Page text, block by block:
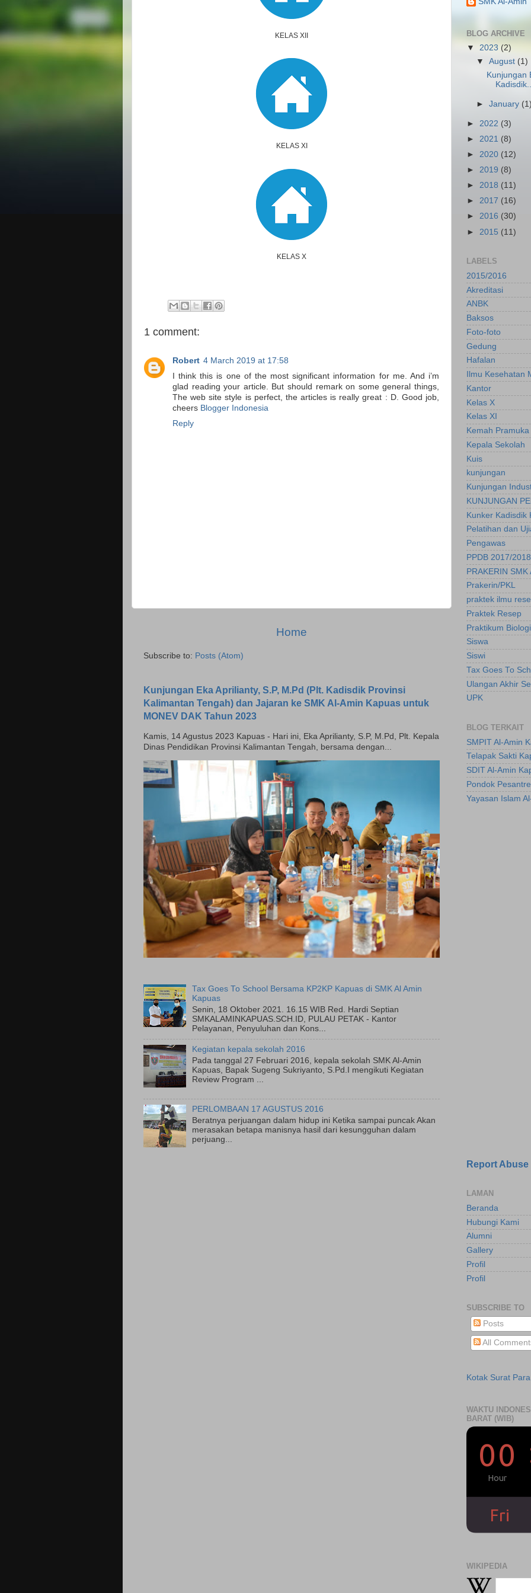
KELAS XII
KELAS XI
KELAS X
1 comment:
Robert 4 March 2019 at 17:58
I think this is one of the most significant information for me. And i’m
glad reading your article. But should remark on some general things,
The web site style is perfect, the articles is really great : D. Good job,
cheers Blogger Indonesia
Reply
Home
Subscribe to: Posts (Atom)
Kunjungan Eka Aprilianty, S.P, M.Pd (Plt. Kadisdik Provinsi
Kalimantan Tengah) dan Jajaran ke SMK Al-Amin Kapuas untuk
MONEV DAK Tahun 2023
Kamis, 14 Agustus 2023 Kapuas - Hari ini, Eka Aprilianty, S.P, M.Pd, Plt. Kepala
Dinas Pendidikan Provinsi Kalimantan Tengah, bersama dengan...
Tax Goes To School Bersama KP2KP Kapuas di SMK Al Amin
Kapuas
Senin, 18 Oktober 2021. 16.15 WIB Red. Hardi Septian
SMKALAMINKAPUAS.SCH.ID, PULAU PETAK - Kantor
Pelayanan, Penyuluhan dan Kons...
Kegiatan kepala sekolah 2016
Pada tanggal 27 Februari 2016, kepala sekolah SMK Al-Amin
Kapuas, Bapak Sugeng Sukriyanto, S.Pd.I mengikuti Kegiatan
Review Program ...
PERLOMBAAN 17 AGUSTUS 2016
Beratnya perjuangan dalam hidup ini Ketika sampai puncak Akan
merasakan betapa manisnya hasil dari kesungguhan dalam
perjuang...
BLOG ARCHIVE
▼ 2023 (2)
▼August (1)
Kunjungan
Kadisdik...
►January (1)
► 2022 (3)
► 2021 (8)
► 2020 (12)
► 2019 (8)
► 2018 (11)
► 2017 (16)
► 2016 (30)
► 2015 (11)
LABELS
2015/2016
Akreditasi
ANBK
Baksos
Foto-foto
Gedung
Hafalan
Ilmu Kesehatan
Kantor
Kelas X
Kelas XI
Kemah Pramuka
Kepala Sekolah
Kuis
kunjungan
Kunjungan
KUNJUNGAN
Kunker Kadisdik
Pelatihan dan
Pengawas
PPDB 2017/2018
PRAKERIN SMK
Prakerin/PKL
praktek ilmu
Praktek Resep
Praktikum Biologi
Siswa
Siswi
Tax Goes To
Ulangan Akhir
UPK
BLOG TERKAIT
SMPIT Al-Amin
Telapak Sakti
SDIT Al-Amin
Pondok
Yayasan Islam
Report Abuse
LAMAN
Beranda
Hubungi Kami
Alumni
Gallery
Profil
Profil
SUBSCRIBE TO
Posts
All
Kotak Surat
WAKTU
BARAT (WIB)
WIKIPEDIA